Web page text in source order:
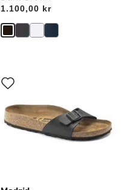
Price:
1.100,00 kr
med
swatch-
farger
vil
oppdatere
produktbildet